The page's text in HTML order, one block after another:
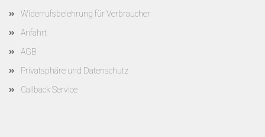
Widerrufsbelehrung für Verbraucher
Anfahrt
AGB
Privatsphäre und Datenschutz
Callback Service